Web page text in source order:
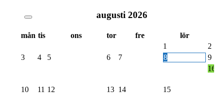
augusti 2026
mån tis ons tor fre
lör
1
2
3
4 5 6 7 8 9
10 11 12 13 14 15
16